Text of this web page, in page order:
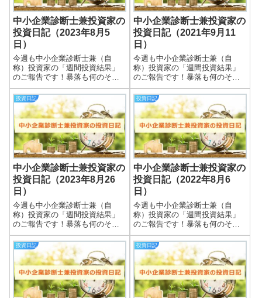
中小企業診断士兼投資家の
投資日記（2023年8月5
日）
今週も中小企業診断士兼（自
称）投資家の「週間投資結果」
のご報告です！暴落も何のそ
の、細々やっている投資結果を
皆さまと共有できればと思いま
す＾＾実際の保有株式数量や現
在の損益状況も記載していま
す。大したことない金額しか保
有していませんので期待...
中小企業診断士兼投資家の
投資日記（2021年9月11
日）
今週も中小企業診断士兼（自
称）投資家の「週間投資結果」
のご報告です！暴落も何のそ
の、細々やっている投資結果を
皆さまと共有できればと思いま
す＾＾実際の保有株式数量や現
在の損益状況も記載していま
す。大したことない金額しか保
有していませんので期待...
投資日記
中小企業診断士兼投資家の
投資日記（2023年8月26
日）
今週も中小企業診断士兼（自
称）投資家の「週間投資結果」
のご報告です！暴落も何のそ
の、細々やっている投資結果を
皆さまと共有できればと思いま
す＾＾実際の保有株式数量や現
在の損益状況も記載していま
す。大したことない金額しか保
有していませんので期待...
投資日記
中小企業診断士兼投資家の
投資日記（2022年8月6
日）
今週も中小企業診断士兼（自
称）投資家の「週間投資結果」
のご報告です！暴落も何のそ
の、細々やっている投資結果を
皆さまと共有できればと思いま
す＾＾実際の保有株式数量や現
在の損益状況も記載していま
す。大したことない金額しか保
有していませんので期待...
投資日記 投資日記